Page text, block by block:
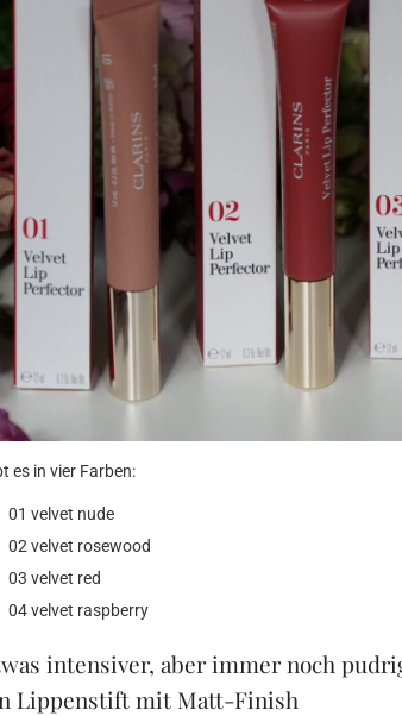
es in vier Farben:
01 velvet nude
02 velvet rosewood
03 velvet red
04 velvet raspberry
intensiver, aber immer noch
Lippenstift mit Matt-Finish